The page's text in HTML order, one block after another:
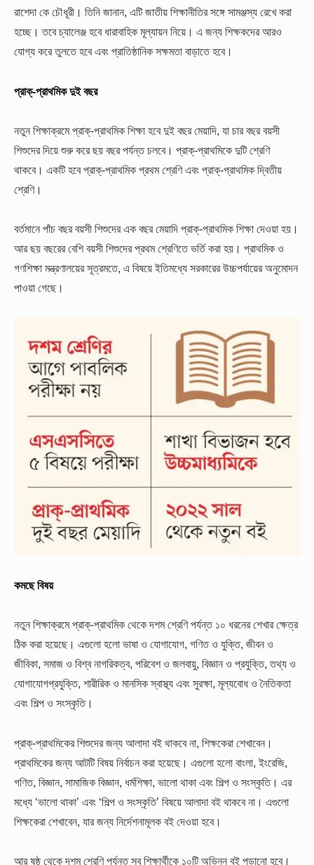
রাশেদা কে চৌধূরী। তিনি জানান, এটি জাতীয় শিক্ষানীতির সঙ্গে সামঞ্জস্য রেখে করা
হচ্ছে। তবে চ্যালেঞ্জ হবে ধারাবাহিক মূল্যায়ন নিয়ে। এ জন্য শিক্ষকদের আরও
যোগ্য করে তুলতে হবে এবং প্রাতিষ্ঠানিক সক্ষমতা বাড়াতে হবে।
প্রাক্-প্রাথমিক দুই বছর
নতুন শিক্ষাক্রমে প্রাক্-প্রাথমিক শিক্ষা হবে দুই বছর মেয়াদি, যা চার বছর বয়সী
শিশুদের দিয়ে শুরু করে ছয় বছর পর্যন্ত চলবে। প্রাক্‌-প্রাথমিকে দুটি শ্রেণি
থাকবে। একটি হবে প্রাক্-প্রাথমিক প্রথম শ্রেণি এবং প্রাক্-প্রাথমিক দ্বিতীয়
শ্রেণি।
বর্তমানে পাঁচ বছর বয়সী শিশুদের এক বছর মেয়াদি প্রাক্-প্রাথমিক শিক্ষা দেওয়া হয়।
আর ছয় বছরের বেশি বয়সী শিশুদের প্রথম শ্রেণিতে ভর্তি করা হয়। প্রাথমিক ও
গণশিক্ষা মন্ত্রণালয়ের সূত্রমতে, এ বিষয়ে ইতিমধ্যে সরকারের উচ্চপর্যায়ের অনুমোদন
পাওয়া গেছে।
কমছে বিষয়
নতুন শিক্ষাক্রমে প্রাক্-প্রাথমিক থেকে দশম শ্রেণি পর্যন্ত ১০ ধরনের শেখার ক্ষেত্র
ঠিক করা হয়েছে। এগুলো হলো ভাষা ও যোগাযোগ, গণিত ও যুক্তি, জীবন ও
জীবিকা, সমাজ ও বিশ্ব নাগরিকত্ব, পরিবেশ ও জলবায়ু, বিজ্ঞান ও প্রযুক্তি, তথ্য ও
যোগাযোগপ্রযুক্তি, শারীরিক ও মানসিক স্বাস্থ্য এবং সুরক্ষা, মূল্যবোধ ও নৈতিকতা
এবং শিল্প ও সংস্কৃতি।
প্রাক্-প্রাথমিকের শিশুদের জন্য আলাদা বই থাকবে না, শিক্ষকেরা শেখাবেন।
প্রাথমিকের জন্য আটটি বিষয় নির্বাচন করা হয়েছে। এগুলো হলো বাংলা, ইংরেজি,
গণিত, বিজ্ঞান, সামাজিক বিজ্ঞান, ধর্মশিক্ষা, ভালো থাকা এবং শিল্প ও সংস্কৃতি। এর
মধ্যে ‘ভালো থাকা’ এবং ‘শিল্প ও সংস্কৃতি’ বিষয়ে আলাদা বই থাকবে না। এগুলো
শিক্ষকেরা শেখাবেন, যার জন্য নির্দেশনামূলক বই দেওয়া হবে।
আর ষষ্ঠ থেকে দশম শ্রেণি পর্যন্ত সব শিক্ষার্থীকে ১০টি অভিন্ন বই পড়ানো হবে।